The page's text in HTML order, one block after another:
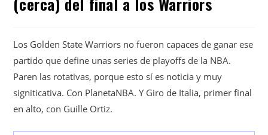
Los Golden State Warriors no fueron capaces de ganar ese
partido que define unas series de playoffs de la NBA.
Paren las rotativas, porque esto sí es noticia y muy
signiticativa. Con PlanetaNBA. Y Giro de Italia, primer final
en alto, con Guille Ortiz.